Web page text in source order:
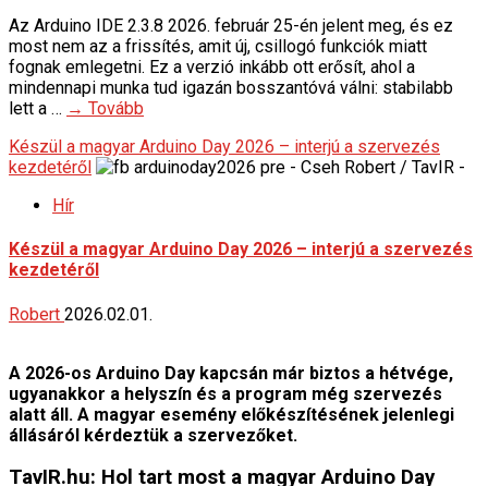
Az Arduino IDE 2.3.8 2026. február 25-én jelent meg, és ez
most nem az a frissítés, amit új, csillogó funkciók miatt
fognak emlegetni. Ez a verzió inkább ott erősít, ahol a
mindennapi munka tud igazán bosszantóvá válni: stabilabb
lett a … → Tovább
Készül a magyar Arduino Day 2026 – interjú a szervezés
kezdetéről
Hír
Készül a magyar Arduino Day 2026 – interjú a szervezés
kezdetéről
Robert 2026.02.01.
A 2026-os Arduino Day kapcsán már biztos a hétvége,
ugyanakkor a helyszín és a program még szervezés
alatt áll. A magyar esemény előkészítésének jelenlegi
állásáról kérdeztük a szervezőket.
TavIR.hu: Hol tart most a magyar Arduino Day